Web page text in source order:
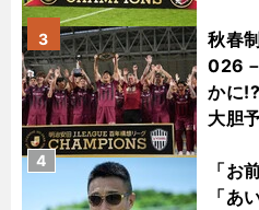
秋春
026
かに
大胆
3
「お
「あ
4